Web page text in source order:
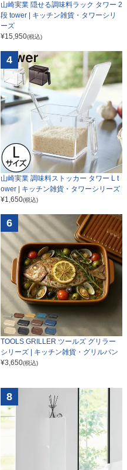
山崎実業 隠せる調味料ラック タワー 2
段 tower | キッチン雑貨・タワーシリ
ーズ
¥15,950(税込)
4
山崎実業 調味料ストッカー タワー L t
ower | キッチン雑貨・タワーシリーズ
¥1,650(税込)
6
TOOLS GRILLER ツールズ グリラー
シリーズ | キッチン雑貨・グリルパン
¥3,650(税込)
8